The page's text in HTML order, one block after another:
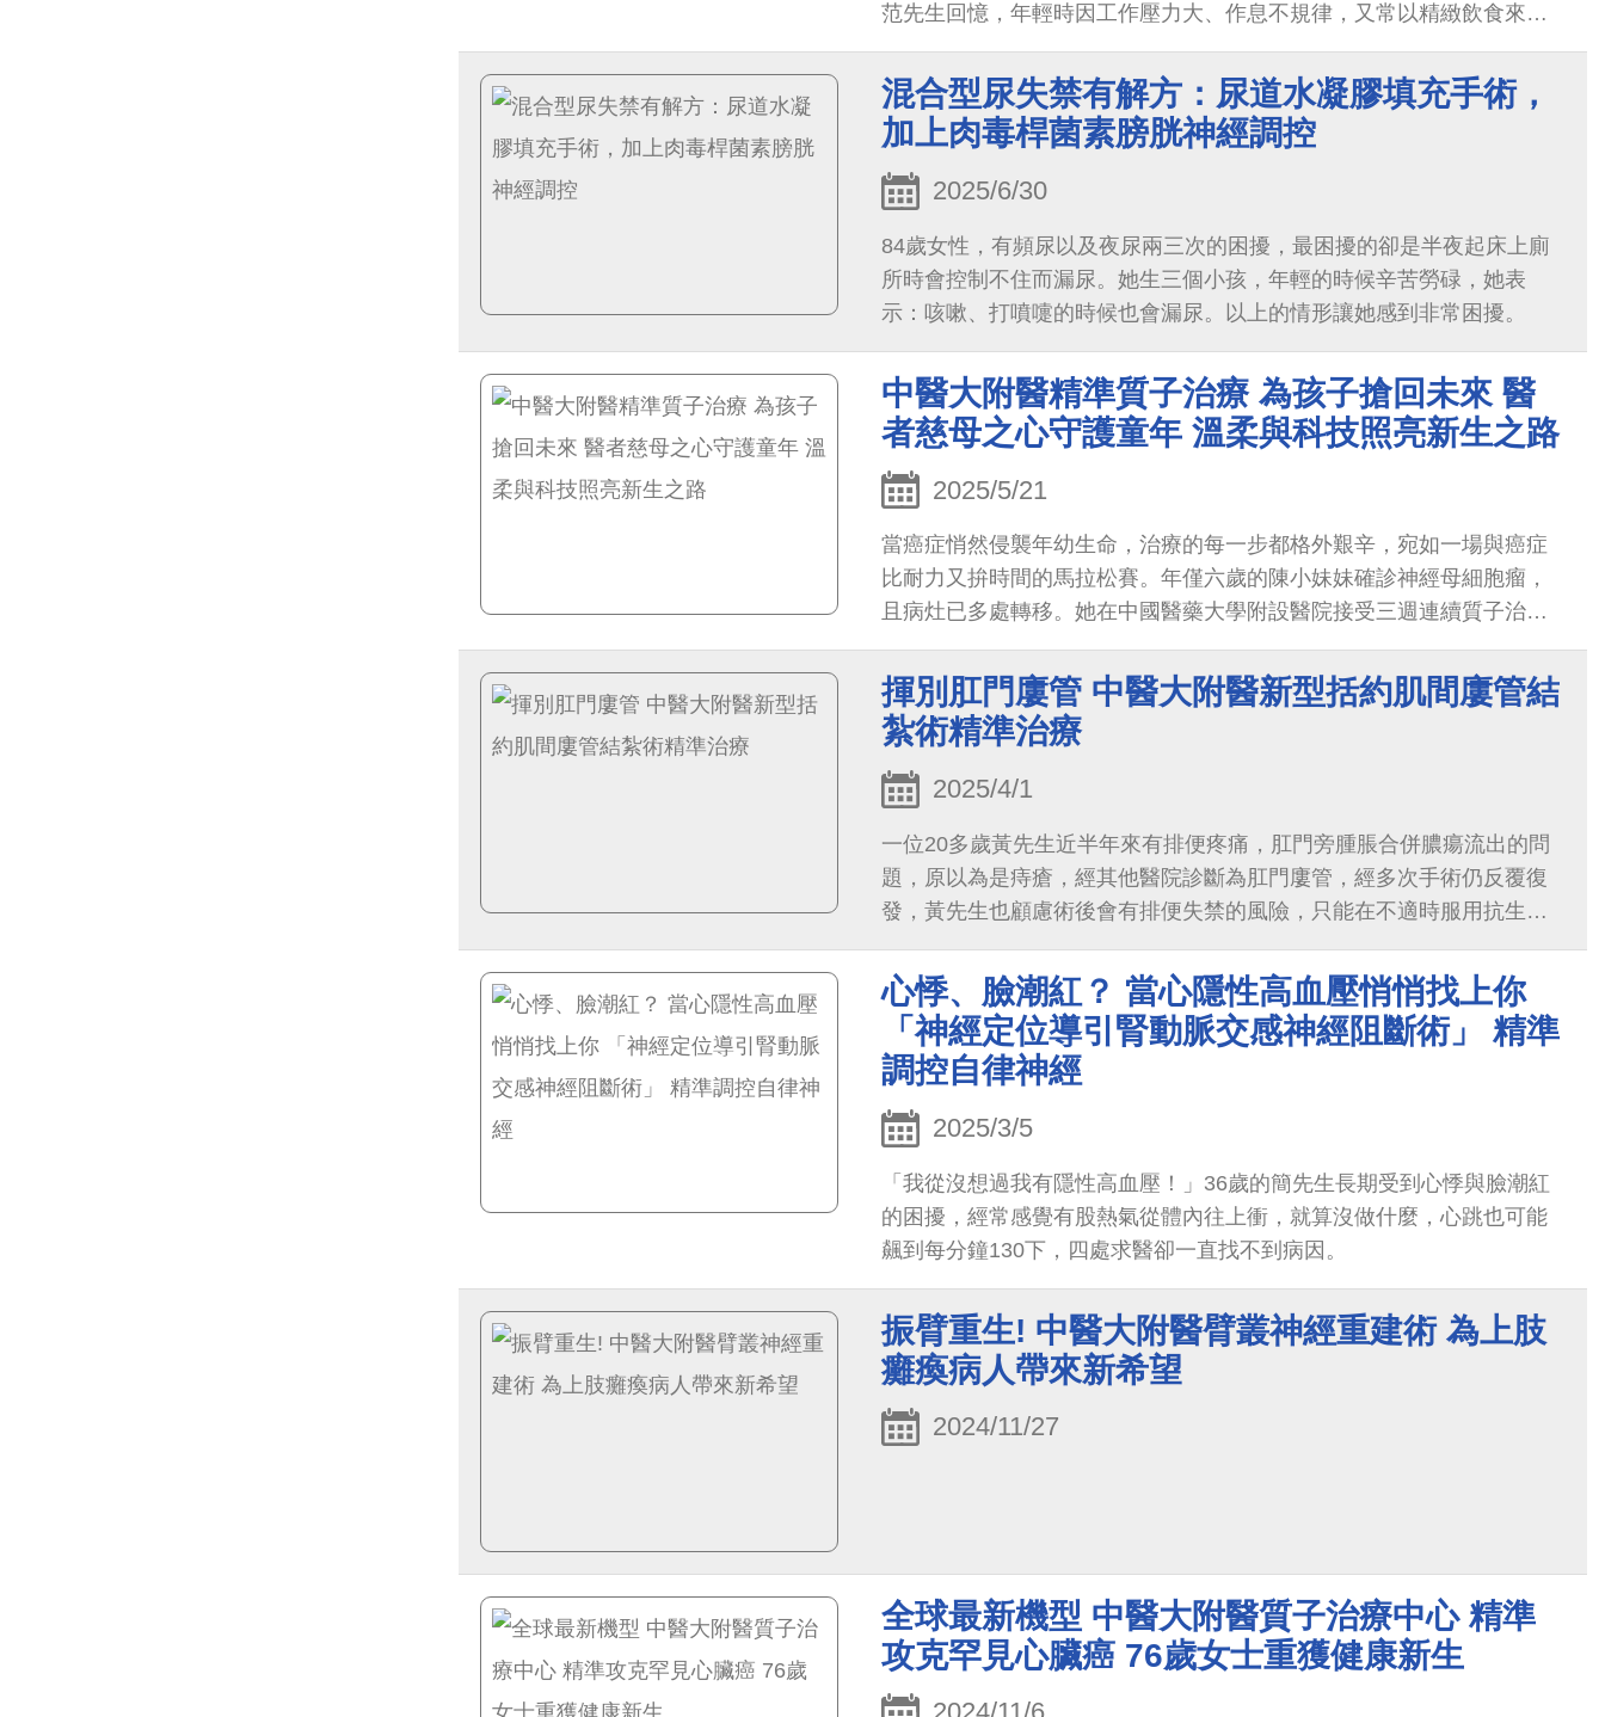
范先生回憶，年輕時因工作壓力大、作息不規律，又常以精緻飲食來舒
壓，結果某次腳部突然出現嚴重「疔瘡」，甚至引發高燒住院。當時也
伴隨腹脹、黏液便與血便等腸道症狀，但他以為只是免疫力下降感染所
致，沒有特別重視。隨著疔瘡治療完成、全身發炎獲得控制，腸道症狀
也暫時緩解，因此未進一步檢查或追蹤。
混合型尿失禁有解方：尿道水凝膠填充手術，
加上肉毒桿菌素膀胱神經調控
2025/6/30
84歲女性，有頻尿以及夜尿兩三次的困擾，最困擾的卻是半夜起床上廁
所時會控制不住而漏尿。她生三個小孩，年輕的時候辛苦勞碌，她表
示：咳嗽、打噴嚏的時候也會漏尿。以上的情形讓她感到非常困擾。
中醫大附醫精準質子治療 為孩子搶回未來 醫
者慈母之心守護童年 溫柔與科技照亮新生之路
2025/5/21
當癌症悄然侵襲年幼生命，治療的每一步都格外艱辛，宛如一場與癌症
比耐力又拚時間的馬拉松賽。年僅六歲的陳小妹妹確診神經母細胞瘤，
且病灶已多處轉移。她在中國醫藥大學附設醫院接受三週連續質子治
療，目前腫瘤已受到控制，病況穩定，正持續接受後續免疫治療。相較
傳統放射線療法，質子治療能精準治療腫瘤、降低副作用，尤其適合發
育中的兒童。中醫大附醫團隊結合專業與關懷，以先進設備與「醫者人
母心」的溫柔守護，為病童點亮重獲健康的希望之路。
揮別肛門廔管 中醫大附醫新型括約肌間廔管結
紮術精準治療
2025/4/1
一位20多歲黃先生近半年來有排便疼痛，肛門旁腫脹合併膿瘍流出的問
題，原以為是痔瘡，經其他醫院診斷為肛門廔管，經多次手術仍反覆復
發，黃先生也顧慮術後會有排便失禁的風險，只能在不適時服用抗生素
心悸、臉潮紅？ 當心隱性高血壓悄悄找上你
「神經定位導引腎動脈交感神經阻斷術」 精準
調控自律神經
2025/3/5
「我從沒想過我有隱性高血壓！」36歲的簡先生長期受到心悸與臉潮紅
的困擾，經常感覺有股熱氣從體內往上衝，就算沒做什麼，心跳也可能
飆到每分鐘130下，四處求醫卻一直找不到病因。
振臂重生! 中醫大附醫臂叢神經重建術 為上肢
癱瘓病人帶來新希望
2024/11/27
全球最新機型 中醫大附醫質子治療中心 精準
攻克罕見心臟癌 76歲女士重獲健康新生